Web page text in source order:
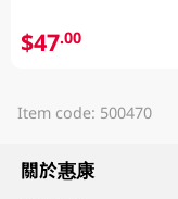
$47.00
Item code: 500470
關於惠康